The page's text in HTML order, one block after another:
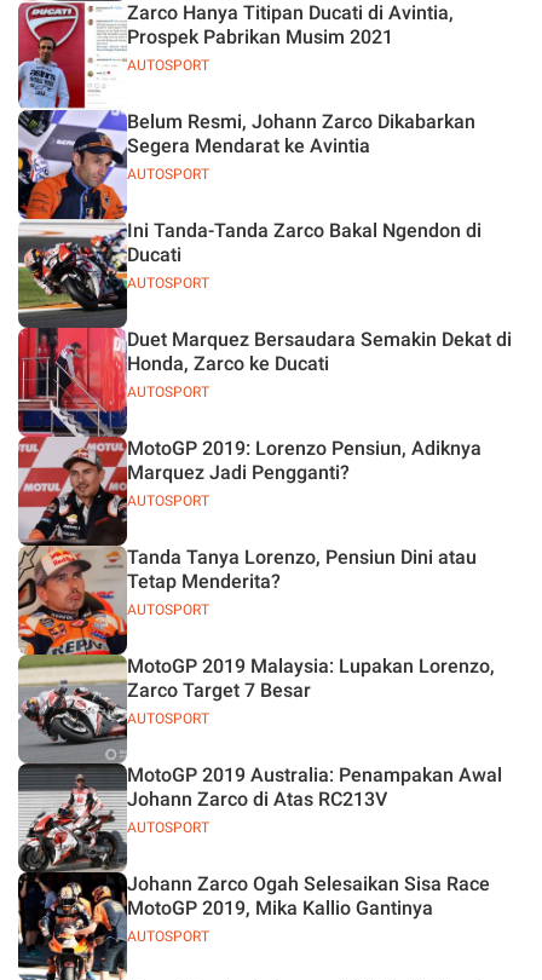
AUTOSPORT
Zarco Hanya Titipan Ducati di Avintia,
Prospek Pabrikan Musim 2021
AUTOSPORT
Belum Resmi, Johann Zarco Dikabarkan
Segera Mendarat ke Avintia
AUTOSPORT
Ini Tanda-Tanda Zarco Bakal Ngendon di
Ducati
AUTOSPORT
Duet Marquez Bersaudara Semakin Dekat di
Honda, Zarco ke Ducati
AUTOSPORT
MotoGP 2019: Lorenzo Pensiun, Adiknya
Marquez Jadi Pengganti?
AUTOSPORT
Tanda Tanya Lorenzo, Pensiun Dini atau
Tetap Menderita?
AUTOSPORT
MotoGP 2019 Malaysia: Lupakan Lorenzo,
Zarco Target 7 Besar
AUTOSPORT
MotoGP 2019 Australia: Penampakan Awal
Johann Zarco di Atas RC213V
AUTOSPORT
Johann Zarco Ogah Selesaikan Sisa Race
MotoGP 2019, Mika Kallio Gantinya